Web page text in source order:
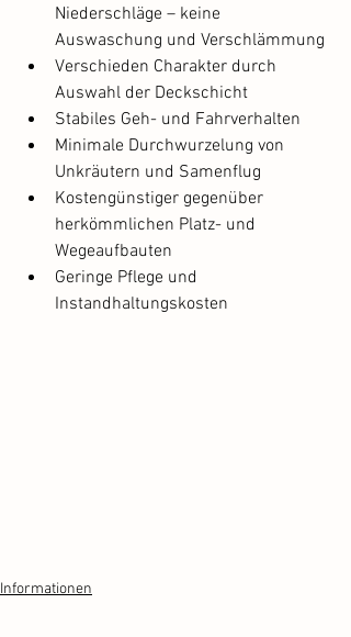
Niederschläge – keine
Auswaschung und Verschlämmung
Verschieden Charakter durch
Auswahl der Deckschicht
Stabiles Geh- und Fahrverhalten
Minimale Durchwurzelung von
Unkräutern und Samenflug
Kostengünstiger gegenüber
herkömmlichen Platz- und
Wegeaufbauten
Geringe Pflege und
Instandhaltungskosten
Informationen